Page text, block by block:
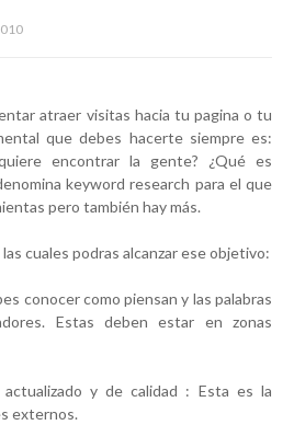
atraer visitas hacia tu pagina o tu
que debes hacerte siempre es:
encontrar la gente? ¿Qué es
keyword research para el que
pero también hay más.
cuales podras alcanzar ese objetivo:
conocer como piensan y las palabras
Estas deben estar en zonas
y de calidad : Esta es la
externos.